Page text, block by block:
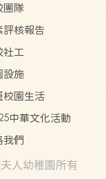
團隊
評核報告
社工
設施
校園生活
中華文化活動
我們
人幼稚園所有